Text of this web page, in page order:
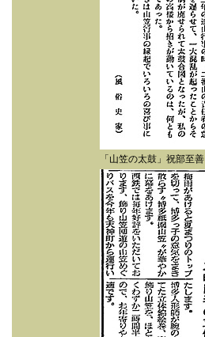
「山笠の太鼓」祝部至善